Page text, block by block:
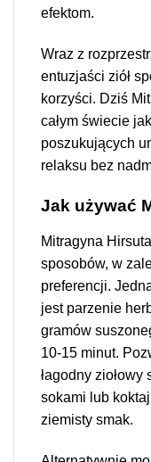
efektom.
Wraz z
entuzjaści ziół
korzyści. Dziś
całym świecie
poszukujących
relaksu bez
Jak używać
Mitragyna
sposobów, w
preferencji.
jest parzenie
gramów
10-15 minut.
łagodny
sokami lub
ziemisty smak.